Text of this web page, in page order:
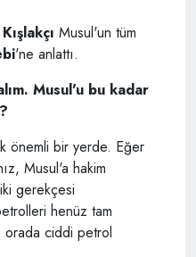
Musul'un tüm
'ne anlattı.
Musul'u bu kadar
önemli bir yerde. Eğer
Musul'a hakim
gerekçesi
henüz tam
orada ciddi petrol